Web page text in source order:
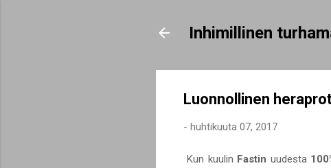
Inhimillinen
Luonnollinen
- huhtikuuta 07, 2017
Kun kuulin Fastin uudesta